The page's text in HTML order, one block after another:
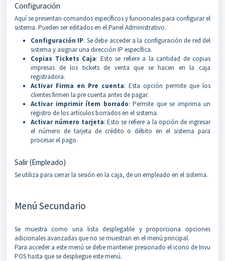
Configuración
Aquí se presentan comandos específicos y funcionales para configurar el
sistema. Pueden ser editados en el Panel Administrativo.
Configuración IP: Se debe acceder a la configuración de red del
sistema y asignar una dirección IP específica.
Copias Tickets Caja: Esto se refiere a la cantidad de copias
impresas de los tickets de venta que se hacen en la caja
registradora.
Activar Firma en Pre cuenta: Esta opción permite que los
clientes firmen la pre cuenta antes de pagar.
Activar imprimir ítem borrado: Permite que se imprima un
registro de los artículos borrados en el sistema.
Activar número tarjeta: Esto se refiere a la opción de ingresar
el número de tarjeta de crédito o débito en el sistema para
procesar el pago.
Salir (Empleado)
Se utiliza para cerrar la sesión en la caja, de un empleado en el sistema.
Menú Secundario
Se muestra como una lista desplegable y proporciona opciones
adicionales avanzadas que no se muestran en el menú principal.
Para acceder a este menú se debe mantener presionado el icono de Invu
POS hasta que se despliegue este menú.